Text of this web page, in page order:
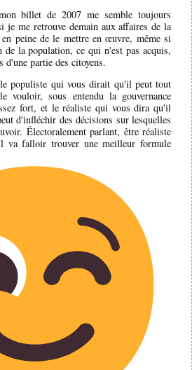
billet de 2007 me semble toujours
je me retrouve demain aux affaires de la
peine de le mettre en œuvre, même si
la population, ce qui n'est pas acquis,
d'une partie des citoyens.
populiste qui vous dirait qu'il peut tout
sous entendu la gouvernance
fort, et le réaliste qui vous dira qu'il
d'infléchir des décisions sur lesquelles
Électoralement parlant, être réaliste
va falloir trouver une meilleur formule